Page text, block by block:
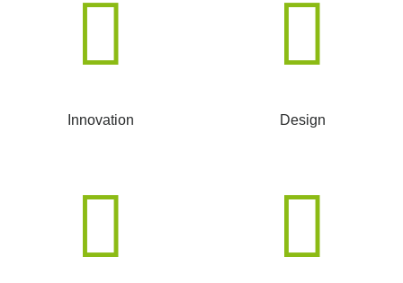
Innovation Design